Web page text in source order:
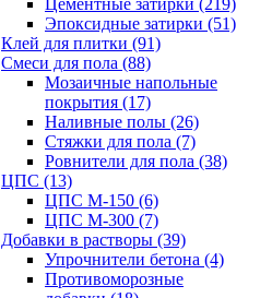
Цементные затирки (219)
Эпоксидные затирки (51)
Клей для плитки (91)
Смеси для пола (88)
Мозаичные напольные
покрытия (17)
Наливные полы (26)
Стяжки для пола (7)
Ровнители для пола (38)
ЦПС (13)
ЦПС М-150 (6)
ЦПС М-300 (7)
Добавки в растворы (39)
Упрочнители бетона (4)
Противоморозные